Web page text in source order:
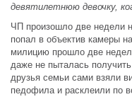
девятилетнюю девочку,
ЧП произошло две недели
попал в объектив камеры
милицию прошло две
даже не пыталась
друзья семьи сами взяли
педофила и расклеили по